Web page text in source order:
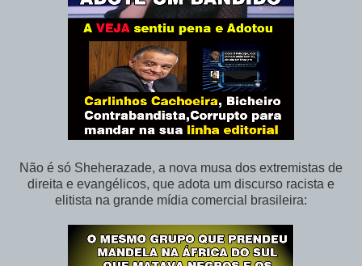
Não é só Sheherazade, a nova musa dos extremistas de
direita e evangélicos, que adota um discurso racista e
elitista na grande mídia comercial brasileira: